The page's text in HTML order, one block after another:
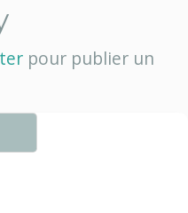
pour publier un